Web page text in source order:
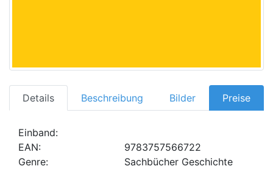
Details Beschreibung Bilder Preise
Einband:
EAN:
9783757566722
Genre:
Sachbücher Geschichte